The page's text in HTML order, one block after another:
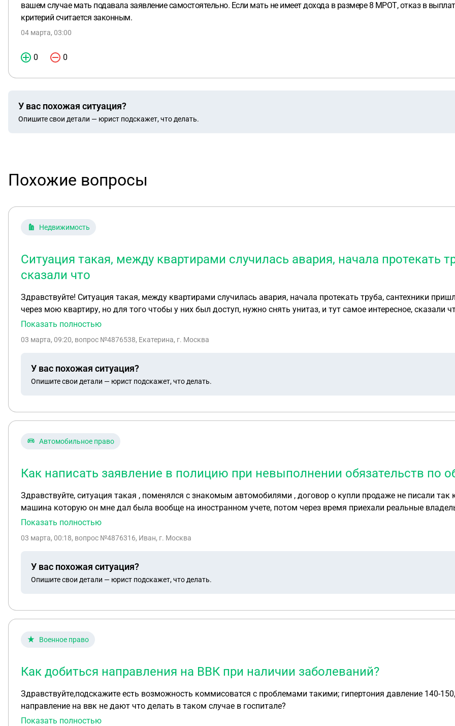
вашем случае мать подавала заявление самостоятельно. Если мать не имеет дохода в размере 8 МРОТ, отказ в
критерий считается законным.
04 марта, 03:00
0 0
У вас похожая ситуация?
Опишите свои детали — юрист подскажет, что делать.
Похожие вопросы
Недвижимость
Ситуация такая, между квартирами случилась авария, начала протекать
сказали что
Здравствуйте! Ситуация такая, между квартирами случилась авария, начала протекать труба, сантехники
через мою квартиру, но для того чтобы у них был доступ, нужно снять унитаз, и тут самое интересное, сказали что у
1000 рублей. Мне не понятно за что я должна платить, если ситуация аварийная и проблема в системе
Показать полностью
03 марта, 09:20, вопрос №4876538, Екатерина, г. Москва
У вас похожая ситуация?
Опишите свои детали — юрист подскажет, что делать.
Автомобильное право
Как написать заявление в полицию при невыполнении обязательств по
Здравствуйте, ситуация такая , поменялся с знакомым автомобилями , договор о купли продаже не писали так
машина которую он мне дал была вообще на иностранном учете, потом через время приехали реальные
они забирают , так как тот знакомый с котором я поменялся не отдал за нее деньги ! Я получается остался не с чем , он обещает возместить ущерб но это все
Показать полностью
03 марта, 00:18, вопрос №4876316, Иван, г. Москва
У вас похожая ситуация?
Опишите свои детали — юрист подскажет, что делать.
Военное право
Как добиться направления на ВВК при наличии заболеваний?
Здравствуйте,подскажите есть возможность коммисоватся с проблемами такими; гипертония давление 140-
направление на ввк не дают что делать в таком случае в госпитале?
Показать полностью